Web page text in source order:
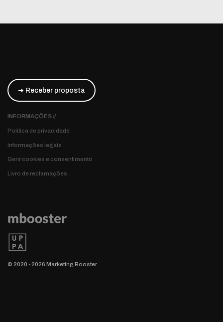
➜ Receber proposta
INFORMAÇÕES //
Política de privacidade
Informações legais
Gerir cookies e consentimento
Livro de reclamações
© 2020 - 2026 Marketing Booster